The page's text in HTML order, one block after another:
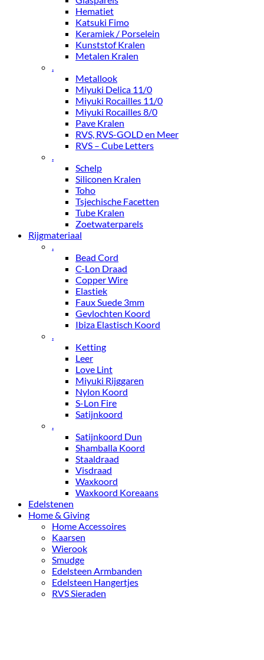
Hematiet
Katsuki Fimo
Keramiek / Porselein
Kunststof Kralen
Metalen Kralen
.
Metallook
Miyuki Delica 11/0
Miyuki Rocailles 11/0
Miyuki Rocailles 8/0
Pave Kralen
RVS, RVS-GOLD en Meer
RVS – Cube Letters
.
Schelp
Siliconen Kralen
Toho
Tsjechische Facetten
Tube Kralen
Zoetwaterparels
Rijgmateriaal
.
Bead Cord
C-Lon Draad
Copper Wire
Elastiek
Faux Suede 3mm
Gevlochten Koord
Ibiza Elastisch Koord
.
Ketting
Leer
Love Lint
Miyuki Rijggaren
Nylon Koord
S-Lon Fire
Satijnkoord
.
Satijnkoord Dun
Shamballa Koord
Staaldraad
Visdraad
Waxkoord
Waxkoord Koreaans
Edelstenen
Home & Giving
Home Accessoires
Kaarsen
Wierook
Smudge
Edelsteen Armbanden
Edelsteen Hangertjes
RVS Sieraden